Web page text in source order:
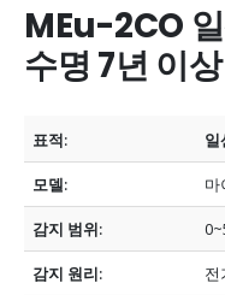
MEu-2CO
수명 7년 이상
표적: 일
모델: 마
감지 범위:
감지 원리: 전